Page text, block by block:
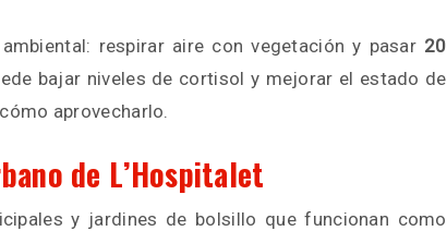
respirar aire con vegetación y pasar 20
bajar niveles de cortisol y mejorar el estado de
aprovecharlo.
de L’Hospitalet
y jardines de bolsillo que funcionan como